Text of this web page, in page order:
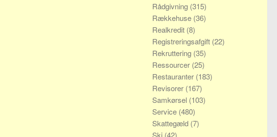
Rådgivning (315)
Rækkehuse (36)
Realkredit (8)
Registreringsafgift (22)
Rekruttering (35)
Ressourcer (25)
Restauranter (183)
Revisorer (167)
Samkørsel (103)
Service (480)
Skattegæld (7)
Ski (42)